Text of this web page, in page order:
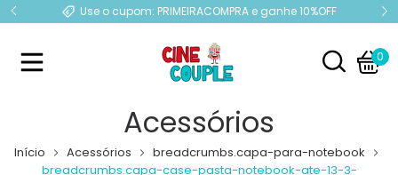
Use o cupom: PRIMEIRACOMPRA e ganhe 10%OFF
0
Acessórios
Início Acessórios
breadcrumbs.capa-para-notebook
breadcrumbs.capa-case-pasta-notebook-ate-13-3-